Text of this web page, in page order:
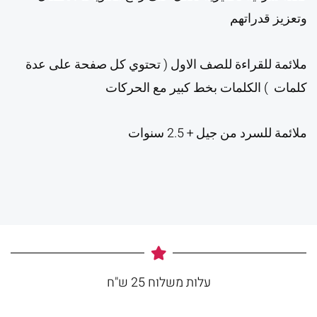
وتعزيز قدراتهم
ملائمة للقراءة للصف الاول ( تحتوي كل صفحة على عدة
كلمات ) الكلمات بخط كبير مع الحركات
ملائمة للسرد من جيل + 2.5 سنوات
עלות משלוח 25 ש"ח